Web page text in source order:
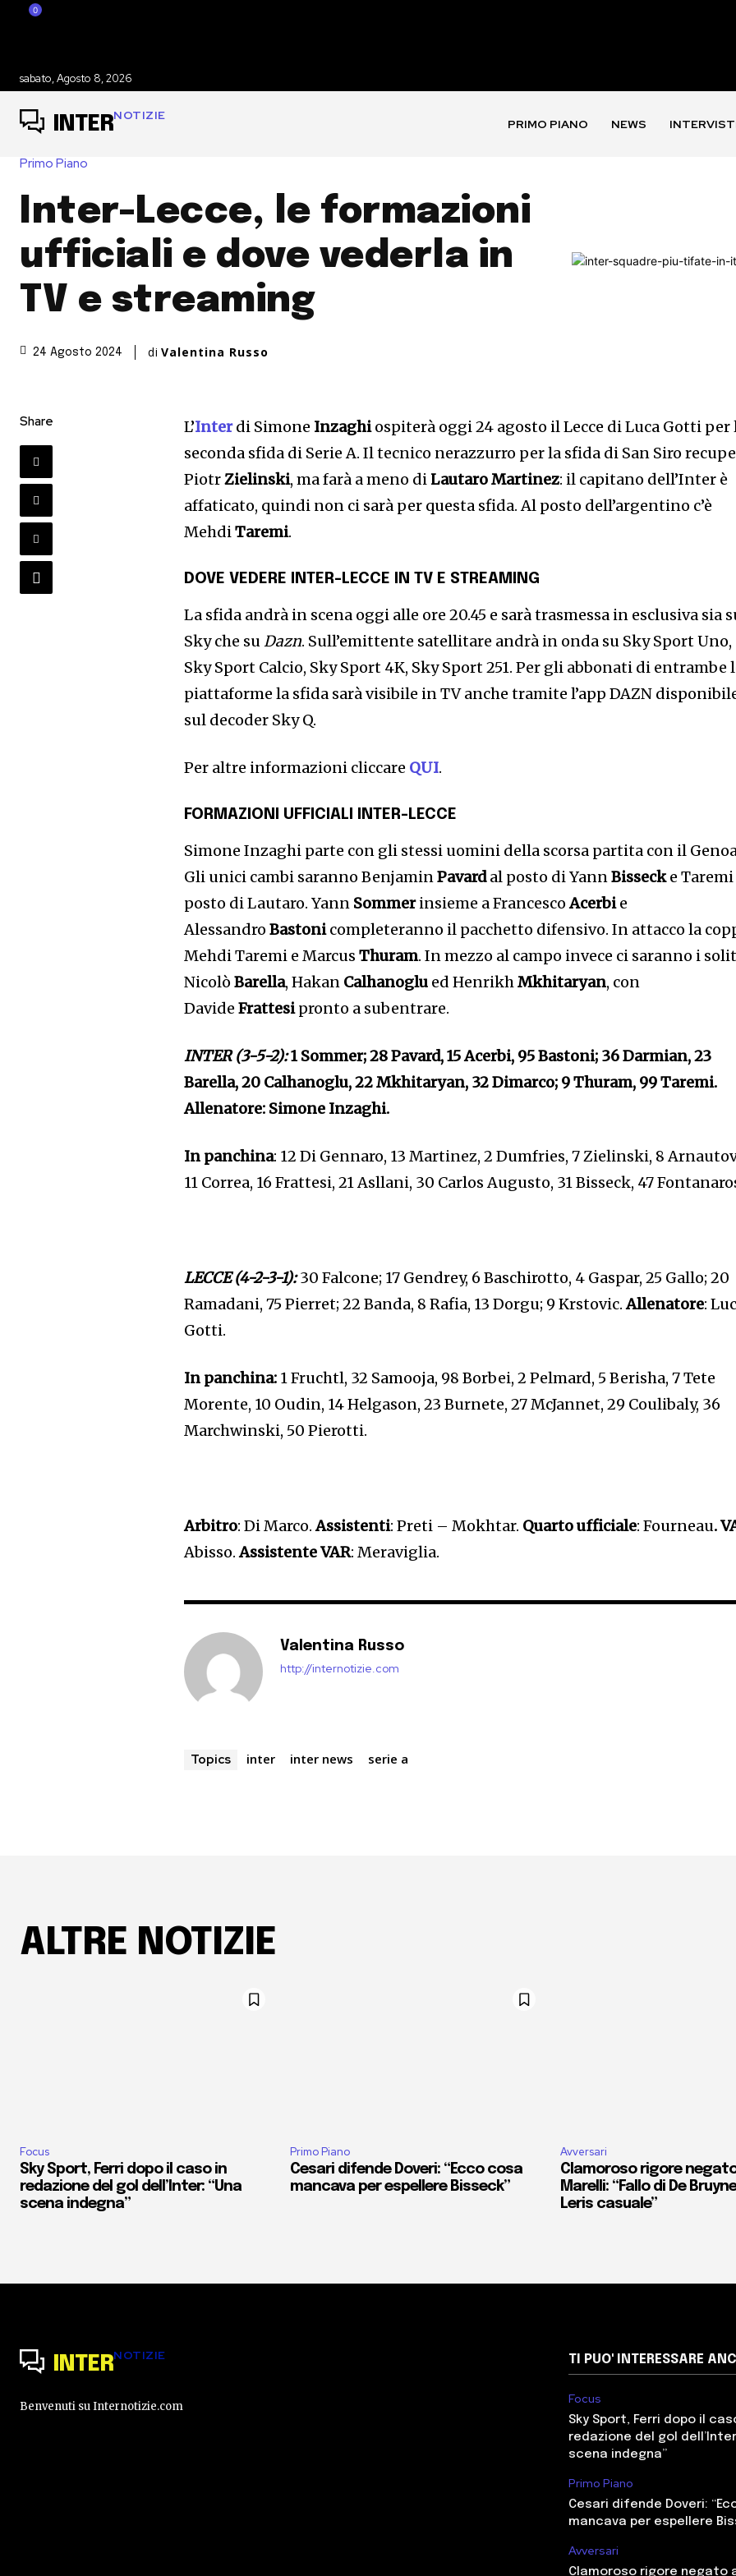
0
sabato, Agosto 8, 2026
INTERNOTIZIE
PRIMO PIANO NEWS
Primo Piano
Inter-Lecce, le formazioni
ufficiali e dove vederla in
TV e streaming
24 Agosto 2024 di Valentina Russo
Share L’Interdi Simone Inzaghiospiterà oggi 24 agosto il Lecce di Luca Gotti per
seconda sfida di Serie A. Il tecnico nerazzurro per la sfida di San Siro
PiotrZielinski, ma farà a meno di Lautaro Martinez: il capitano dell’Inter è
affaticato, quindi non ci sarà per questa sfida. Al posto dell’argentino c’è
MehdiTaremi.
DOVE VEDERE INTER-LECCE IN TV E STREAMING
La sfida andrà in scena oggi alle ore 20.45 e sarà trasmessa in esclusiva sia
Sky che suDazn. Sull’emittente satellitare andrà in onda su Sky Sport Uno,
Sky Sport Calcio, Sky Sport 4K, Sky Sport 251. Per gli abbonati di entrambe
piattaforme la sfida sarà visibile in TV anche tramite l’app DAZN
sul decoder Sky Q.
Per altre informazioni cliccare QUI.
FORMAZIONI UFFICIALI INTER-LECCE
Simone Inzaghi parte con gli stessi uomini della scorsa partita con il
Gli unici cambi saranno BenjaminPavardal posto di YannBissecke Taremi
posto di Lautaro. Yann Sommerinsieme a FrancescoAcerbie
AlessandroBastonicompleteranno il pacchetto difensivo. In attacco la
Mehdi Taremi e MarcusThuram. In mezzo al campo invece ci saranno i
NicolòBarella, Hakan Calhanoglu ed HenrikhMkhitaryan, con
DavideFrattesipronto a subentrare.
INTER (3-5-2):1 Sommer; 28 Pavard, 15 Acerbi, 95 Bastoni; 36 Darmian, 23
Barella, 20 Calhanoglu, 22 Mkhitaryan, 32 Dimarco; 9 Thuram, 99 Taremi.
Allenatore: Simone Inzaghi.
In panchina: 12 Di Gennaro, 13 Martinez, 2 Dumfries, 7 Zielinski, 8
11 Correa, 16 Frattesi, 21 Asllani, 30 Carlos Augusto, 31 Bisseck, 47
LECCE (4-2-3-1):30 Falcone; 17 Gendrey, 6 Baschirotto, 4 Gaspar, 25 Gallo; 20
Ramadani, 75 Pierret; 22 Banda, 8 Rafia, 13 Dorgu; 9 Krstovic.Allenatore:
Gotti.
In panchina: 1 Fruchtl, 32 Samooja, 98 Borbei, 2 Pelmard, 5 Berisha, 7 Tete
Morente, 10 Oudin, 14 Helgason, 23 Burnete, 27 McJannet, 29 Coulibaly, 36
Marchwinski, 50 Pierotti.
Arbitro: Di Marco.Assistenti: Preti – Mokhtar. Quarto ufficiale: Fourneau.
Abisso.Assistente VAR: Meraviglia.
Valentina Russo
http://internotizie.com
Topics inter inter news serie a
ALTRE NOTIZIE
Focus
Sky Sport, Ferri dopo il caso in
redazione del gol dell’Inter: “Una
scena indegna”
Primo Piano
Cesari difende Doveri: “Ecco cosa
mancava per espellere Bisseck”
Avversari
Clamoroso rigore
Marelli: “Fallo di De
Leris casuale”
INTERNOTIZIE
Benvenuti su Internotizie.com
TI PUO' INTERESSARE
Focus
Sky Sport, Ferri dopo il
redazione del gol
scena indegna”
Primo Piano
Cesari difende Doveri:
mancava per espellere
Avversari
Clamoroso rigore negato